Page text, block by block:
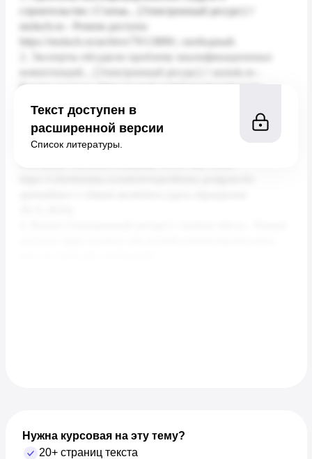
Текст доступен в
расширенной версии
Список литературы.
Нужна курсовая на эту тему?
20+ страниц текста